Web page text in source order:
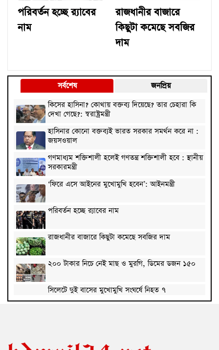
পরিবর্তন হচ্ছে র‌্যাবের
নাম
রাজধানীর বাজারে
কিছুটা কমেছে সবজির
দাম
সর্বশেষ
জনপ্রিয়
কিসের হাসিনা? কোথায় বক্তব্য দিয়েছে? তার চেহারা কি
দেখা গেছে?: স্বরাষ্ট্রমন্ত্রী
হাসিনার কোনো বক্তব্যই ভারত সরকার সমর্থন করে না :
জয়সওয়াল
গণমাধ্যম শক্তিশালী হলেই গণতন্ত্র শক্তিশালী হবে : স্থানীয়
সরকারমন্ত্রী
‘ফিরে এসে আইনের মুখোমুখি হবেন’: আইনমন্ত্রী
পরিবর্তন হচ্ছে র‌্যাবের নাম
রাজধানীর বাজারে কিছুটা কমেছে সবজির দাম
২০০ টাকার নিচে নেই মাছ ও মুরগি, ডিমের ডজন ১৫০
সিলেটে দুই বাসের মুখোমুখি সংঘর্ষে নিহত ৭
বগুড়ায় বাসচাপায় নিহত ৬